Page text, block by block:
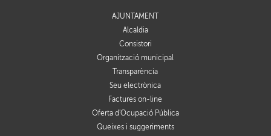
AJUNTAMENT
Alcaldia
Consistori
Organització municipal
Transparència
Seu electrònica
Factures on-line
Oferta d'Ocupació Pública
Queixes i suggeriments